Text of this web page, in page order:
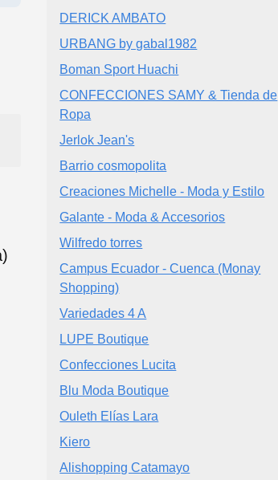
DERICK AMBATO
URBANG by gabal1982
Boman Sport Huachi
CONFECCIONES SAMY & Tienda de
Ropa
Jerlok Jean's
Barrio cosmopolita
Creaciones Michelle - Moda y Estilo
Galante - Moda & Accesorios
Wilfredo torres
Campus Ecuador - Cuenca (Monay
Shopping)
Variedades 4 A
LUPE Boutique
Confecciones Lucita
Blu Moda Boutique
Ouleth Elías Lara
Kiero
Alishopping Catamayo